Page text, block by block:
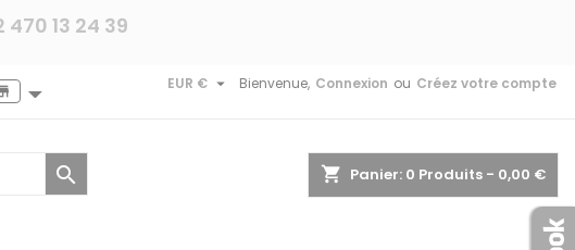
470 13 24 39
Bienvenue, Connexion ou Créez votre compte
EUR € 
shopping_cart Panier: 0 Produits - 0,00 €
